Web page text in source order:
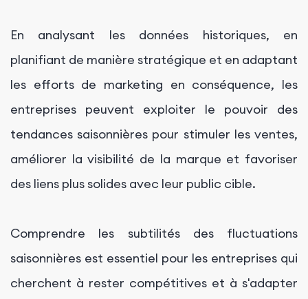
En analysant les données historiques, en
planifiant de manière stratégique et en adaptant
les efforts de marketing en conséquence, les
entreprises peuvent exploiter le pouvoir des
tendances saisonnières pour stimuler les ventes,
améliorer la visibilité de la marque et favoriser
des liens plus solides avec leur public cible.
Comprendre les subtilités des fluctuations
saisonnières est essentiel pour les entreprises qui
cherchent à rester compétitives et à s'adapter